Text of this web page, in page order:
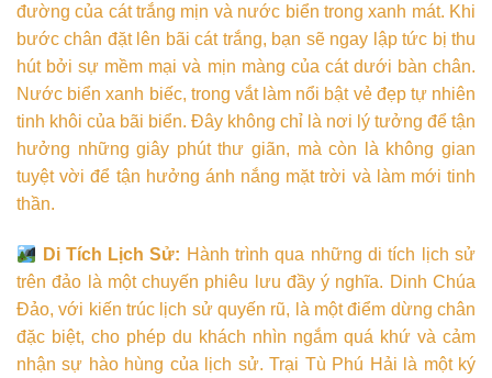
đường của cát trắng mịn và nước biển trong xanh mát. Khi
bước chân đặt lên bãi cát trắng, bạn sẽ ngay lập tức bị thu
hút bởi sự mềm mại và mịn màng của cát dưới bàn chân.
Nước biển xanh biếc, trong vắt làm nổi bật vẻ đẹp tự nhiên
tinh khôi của bãi biển. Đây không chỉ là nơi lý tưởng để tận
hưởng những giây phút thư giãn, mà còn là không gian
tuyệt vời để tận hưởng ánh nắng mặt trời và làm mới tinh
thần.
Di Tích Lịch Sử: Hành trình qua những di tích lịch sử
trên đảo là một chuyến phiêu lưu đầy ý nghĩa. Dinh Chúa
Đảo, với kiến trúc lịch sử quyến rũ, là một điểm dừng chân
đặc biệt, cho phép du khách nhìn ngắm quá khứ và cảm
nhận sự hào hùng của lịch sử. Trại Tù Phú Hải là một ký